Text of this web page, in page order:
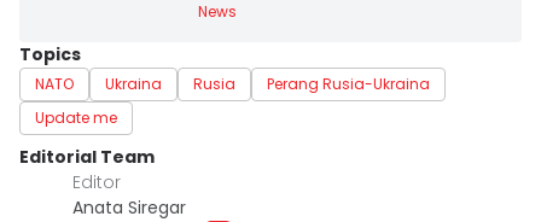
News
Topics
NATO Ukraina Rusia
Perang Rusia-Ukraina
Update me
Editorial Team
Editor
Anata Siregar